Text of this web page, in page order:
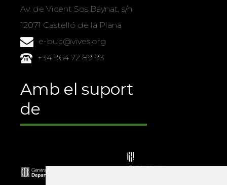
Av. de Vicent Sos Baynat, s/n
12071 Castelló de la Plana
e-buc@vives.org
+34 964 72 89 93
Amb el suport
de